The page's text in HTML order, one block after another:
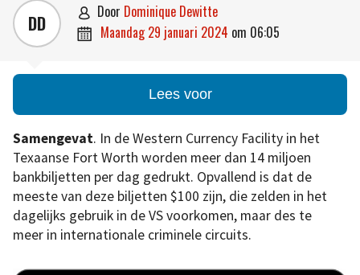
DD  door Dominique Dewitte
 maandag 29 januari 2024 om 06:05
Lees voor
Samengevat. In de Western Currency Facility in het
Texaanse Fort Worth worden meer dan 14 miljoen
bankbiljetten per dag gedrukt. Opvallend is dat de
meeste van deze biljetten $100 zijn, die zelden in het
dagelijks gebruik in de VS voorkomen, maar des te
meer in internationale criminele circuits.